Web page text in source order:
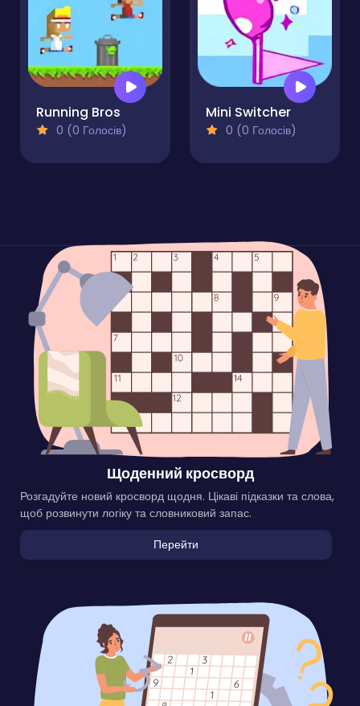
Running Bros
0 (0 Голосів)
Mini Switcher
0 (0 Голосів)
Щоденний кросворд
Розгадуйте новий кросворд щодня. Цікаві підказки та слова,
щоб розвинути логіку та словниковий запас.
Перейти